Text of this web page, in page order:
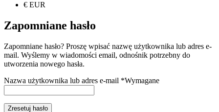
€ EUR
Zapomniane hasło
Zapomniane hasło? Proszę wpisać nazwę użytkownika lub adres e-
mail. Wyślemy w wiadomości email, odnośnik potrzebny do
utworzenia nowego hasła.
Nazwa użytkownika lub adres e-mail *Wymagane
Zresetuj hasło